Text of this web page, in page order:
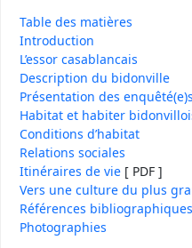
Table des matières
Introduction
L’essor casablancais
Description du bidonville
Présentation des
Habitat et habiter
Conditions d’habitat
Relations sociales
Itinéraires de vie [ PDF ]
Vers une culture du plus
Références bibliographiques
Photographies